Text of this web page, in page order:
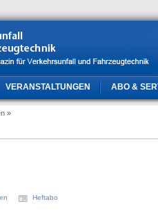
VERANSTALTUNGEN ABO &
»
Heftabo